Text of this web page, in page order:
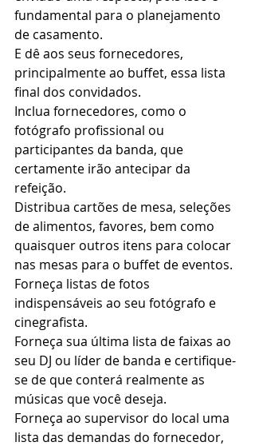
fundamental para o planejamento
de casamento.
E dê aos seus fornecedores,
principalmente ao buffet, essa lista
final dos convidados.
Inclua fornecedores, como o
fotógrafo profissional ou
participantes da banda, que
certamente irão antecipar da
refeição.
Distribua cartões de mesa, seleções
de alimentos, favores, bem como
quaisquer outros itens para colocar
nas mesas para o buffet de eventos.
Forneça listas de fotos
indispensáveis ​​ao seu fotógrafo e
cinegrafista.
Forneça sua última lista de faixas ao
seu DJ ou líder de banda e certifique-
se de que conterá realmente as
músicas que você deseja.
Forneça ao supervisor do local uma
lista das demandas do fornecedor,